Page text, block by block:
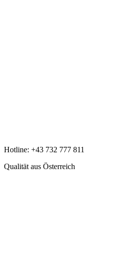
Hotline: +43 732 777 811
Qualität aus Österreich